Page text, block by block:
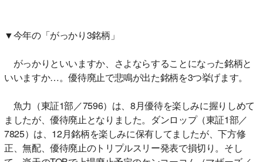
▼今年の「がっかり3銘柄」
がっかりといいますか、さよならすることになった銘柄と
いいますか…。優待廃止で悲鳴が出た銘柄を3つ挙げます。
魚力（東証1部／7596）は、8月優待を楽しみに握りしめて
ましたが、優待廃止となりました。ダンロップ（東証1部／
7825）は、12月銘柄を楽しみに保有してましたが、下方修
正、無配、優待廃止のトリプルスリー発表で損切り。そし